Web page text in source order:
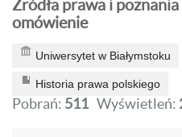
Źródła prawa i
omówienie
Uniwersytet w Białymstoku
Historia prawa polskiego
Pobrań: 511 Wyświetleń: